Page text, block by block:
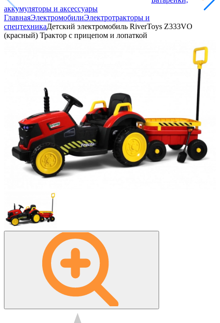
аккумуляторы и аксессуары
ГлавнаяЭлектромобилиЭлектротракторы и
спецтехникаДетский электромобиль RiverToys Z333VO
(красный) Трактор с прицепом и лопаткой